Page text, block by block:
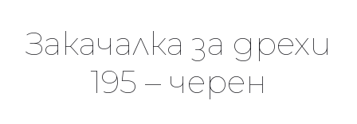
Закачалка за дрехи
195 – черен